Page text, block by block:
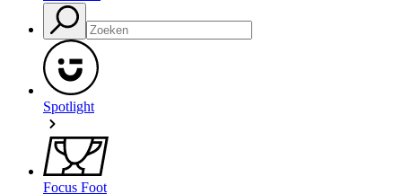
Spotlight
Focus Foot